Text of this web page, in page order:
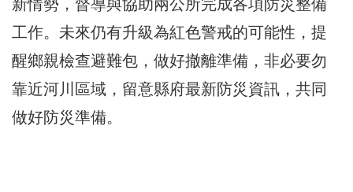
新情勢，督導與協助兩公所完成各項防災整備
工作。未來仍有升級為紅色警戒的可能性，提
醒鄉親檢查避難包，做好撤離準備，非必要勿
靠近河川區域，留意縣府最新防災資訊，共同
做好防災準備。